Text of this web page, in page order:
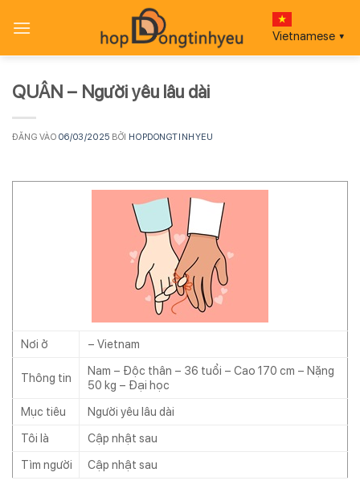
qua
Vietnamese ▼
QUÂN – Người yêu lâu dài
ĐĂNG VÀO06/03/2025 BỞI HOPDONGTINHYEU
Nơi ở – Vietnam
Thông tin
Nam – Độc thân – 36 tuổi – Cao 170 cm – Nặng
50 kg – Đại học
Mục tiêu
Người yêu lâu dài
Tôi là
Cập nhật sau
Tìm người
Cập nhật sau